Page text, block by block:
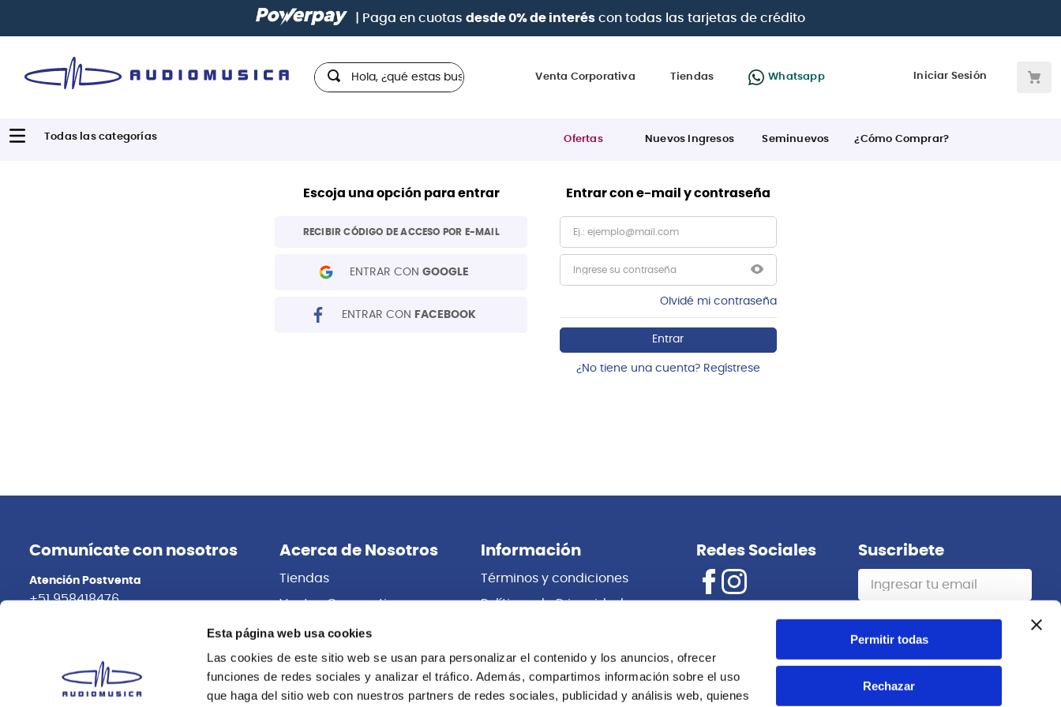
Esta página web usa cookies
Las cookies de este sitio web se usan para personalizar el contenido y los anuncios, ofrecer
funciones de redes sociales y analizar el tráfico. Además, compartimos información sobre el uso
que haga del sitio web con nuestros partners de redes sociales, publicidad y análisis web, quienes
Permitir todas
Rechazar
| Paga en cuotas desde 0% de interéscon todas las tarjetas de crédito
Hola, ¿qué estas buscando?
Venta Corporativa Tiendas Whatsapp Iniciar Sesión
Ofertas Nuevos Ingresos Seminuevos ¿Cómo Comprar?
Escoja una opción para entrar
RECIBIR CÓDIGO DE ACCESO POR E-MAIL
ENTRAR CON GOOGLE
ENTRAR CON FACEBOOK
Entrar con e-mail y contraseña
Olvidé mi contraseña
Entrar
¿No tiene una cuenta? Regístrese
Comunícate con nosotros
Atención Postventa
+51 958418476
Acerca de Nosotros
Tiendas
Ventas Corporativas
Distribuidores
Trabaja con Nosotros
Información
Términos y condiciones
Políticas de Privacidad
Cambios y Devoluciones
Centro de información
Libro de
Redes Sociales Suscribete
Suscribirme